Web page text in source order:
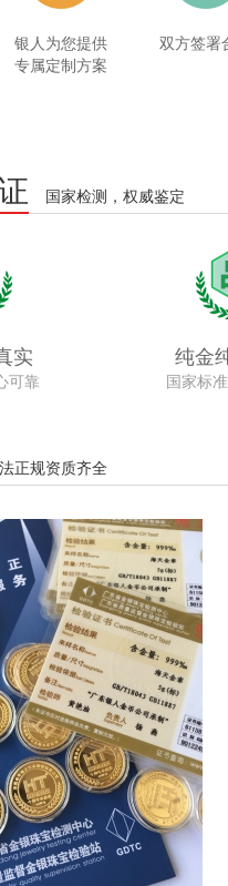
银人为您提供
专属定制方案
双方签署
国家检测，权威鉴定
实
可靠
纯金
国家标
正规资质齐全